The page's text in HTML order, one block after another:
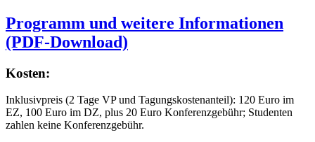
Programm und weitere Informationen
(PDF-Download)
Kosten:
Inklusivpreis (2 Tage VP und Tagungskostenanteil): 120 Euro im
EZ, 100 Euro im DZ, plus 20 Euro Konferenzgebühr; Studenten
zahlen keine Konferenzgebühr.